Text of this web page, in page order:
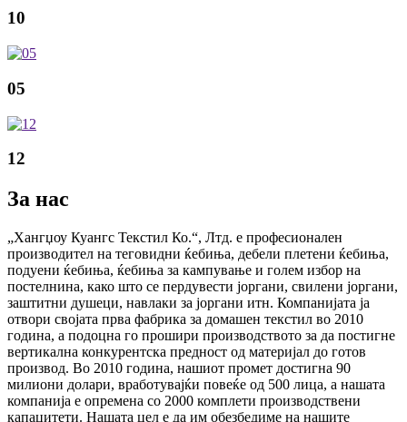
10
05
12
За нас
„Хангџоу Куангс Текстил Ко.“, Лтд. е професионален
производител на теговидни ќебиња, дебели плетени ќебиња,
подуени ќебиња, ќебиња за кампување и голем избор на
постелнина, како што се пердувести јоргани, свилени јоргани,
заштитни душеци, навлаки за јоргани итн. Компанијата ја
отвори својата прва фабрика за домашен текстил во 2010
година, а подоцна го прошири производството за да постигне
вертикална конкурентска предност од материјал до готов
производ. Во 2010 година, нашиот промет достигна 90
милиони долари, вработувајќи повеќе од 500 лица, а нашата
компанија е опремена со 2000 комплети производствени
капацитети. Нашата цел е да им обезбедиме на нашите